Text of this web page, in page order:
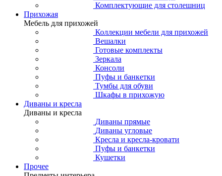
Комплектующие для столешниц
Прихожая
Мебель для прихожей
Коллекции мебели для прихожей
Вешалки
Готовые комплекты
Зеркала
Консоли
Пуфы и банкетки
Тумбы для обуви
Шкафы в прихожую
Диваны и кресла
Диваны и кресла
Диваны прямые
Диваны угловые
Кресла и кресла-кровати
Пуфы и банкетки
Кушетки
Прочее